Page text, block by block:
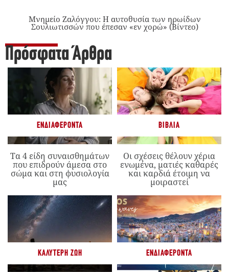
Μνημείο Ζαλόγγου: Η αυτοθυσία των ηρωίδων
Σουλιωτισσών που έπεσαν «εν χορώ» (Βίντεο)
Πρόσφατα Άρθρα
ΕΝΔΙΑΦΈΡΟΝΤΑ
Τα 4 είδη συναισθημάτων
που επιδρούν άμεσα στο
σώμα και στη φυσιολογία
μας
ΒΙΒΛΊΑ
Οι σχέσεις θέλουν χέρια
ενωμένα, ματιές καθαρές
και καρδιά έτοιμη να
μοιραστεί
ΚΑΛΎΤΕΡΗ ΖΩΉ ΕΝΔΙΑΦΈΡΟΝΤΑ